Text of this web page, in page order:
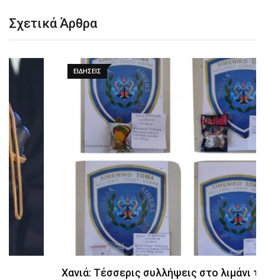
Σχετικά Άρθρα
Χανιά: Τέσσερις συλλήψεις στο λιμάνι της